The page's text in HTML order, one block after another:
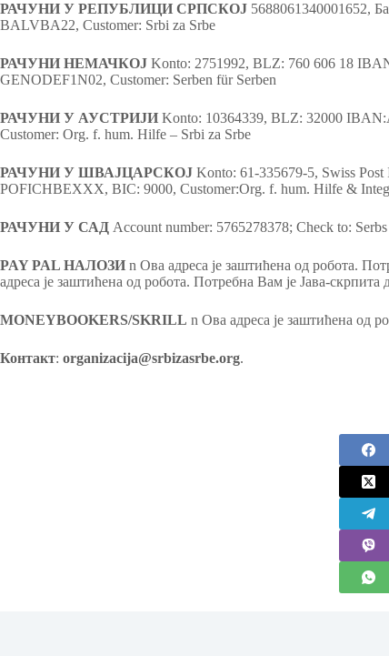
РАЧУНИ У РЕПУБЛИЦИ СРПСКОЈ 5688061340001652,
BАLVBA22, Customer: Srbi za Srbe
РАЧУНИ НЕМАЧКОЈ Konto: 2751992, BLZ: 760 606 18
GENODEF1N02, Customer: Serben für Serben
РАЧУНИ У АУСТРИЈИ Konto: 10364339, BLZ: 32000
Customer: Org. f. hum. Hilfe – Srbi za Srbe
РАЧУНИ У ШВАЈЦАРСКОЈ Konto: 61-335679-5, Swiss
POFICHBEXXX, BIC: 9000, Customer:Org. f. hum. Hilfe &
РАЧУНИ У САД Account number: 5765278378; Check to:
PAY PAL НАЛОЗИ n Ова адреса је заштићена од робота.
адреса је заштићена од робота. Потребна Вам је Јава-скрпита
MONEYBOOKERS/SKRILL n Ова адреса је заштићена од
Контакт: organizacija@srbizasrbe.org.